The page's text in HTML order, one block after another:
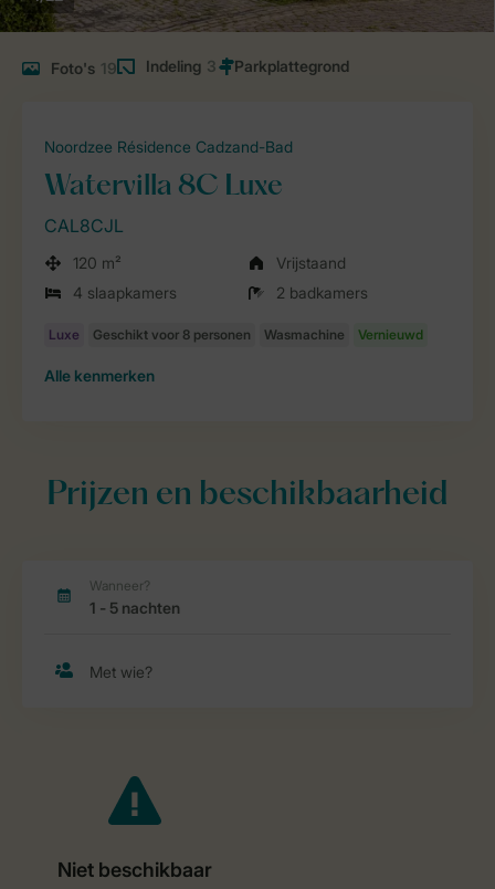
Foto's 19 Indeling 3
Noordzee Résidence Cadzand-Bad
Watervilla 8C Luxe
CAL8CJL
120 m²
Vrijstaand
4 slaapkamers
2 badkamers
Alle kenmerken
Prijzen en beschikbaarheid